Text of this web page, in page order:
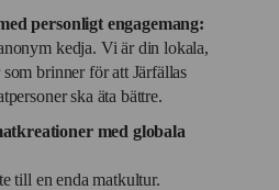
personligt engagemang:
kedja. Vi är din lokala,
brinner för att Järfällas
ska äta bättre.
med globala
till en enda matkultur.